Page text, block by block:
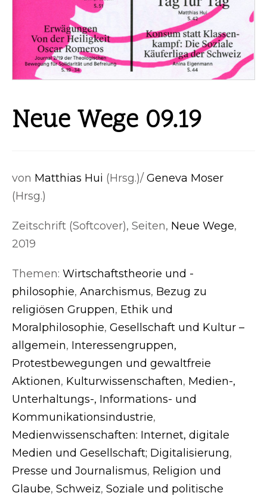
Neue Wege 09.19
von Matthias Hui (Hrsg.)/ Geneva Moser
(Hrsg.)
Zeitschrift (Softcover), Seiten, Neue Wege,
2019
Themen: Wirtschaftstheorie und -
philosophie, Anarchismus, Bezug zu
religiösen Gruppen, Ethik und
Moralphilosophie, Gesellschaft und Kultur –
allgemein, Interessengruppen,
Protestbewegungen und gewaltfreie
Aktionen, Kulturwissenschaften, Medien-,
Unterhaltungs-, Informations- und
Kommunikationsindustrie,
Medienwissenschaften: Internet, digitale
Medien und Gesellschaft; Digitalisierung,
Presse und Journalismus, Religion und
Glaube, Schweiz, Soziale und politische